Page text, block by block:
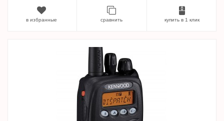
в избранные сравнить купить в 1 клик